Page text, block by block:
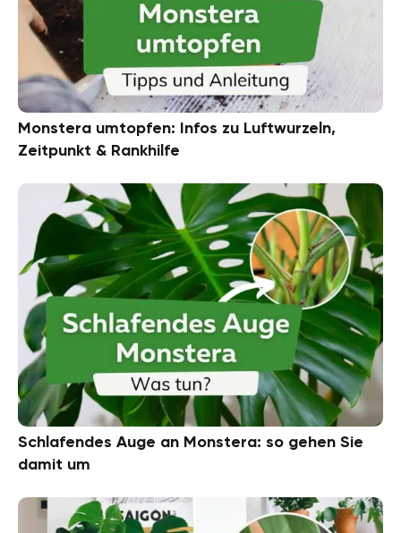
Monstera umtopfen: Infos zu Luftwurzeln,
Zeitpunkt & Rankhilfe
Schlafendes Auge an Monstera: so gehen Sie
damit um